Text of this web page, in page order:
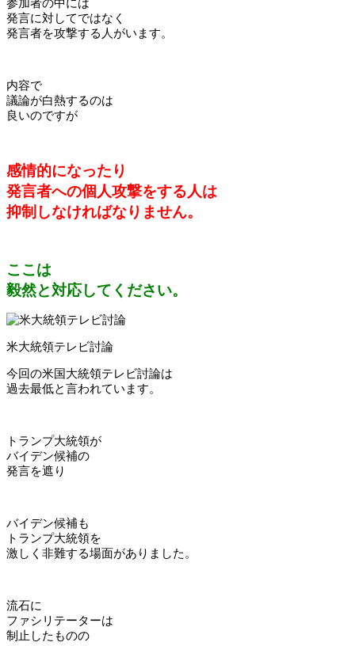
参加者の中には
発言に対してではなく
発言者を攻撃する人がいます。
内容で
議論が白熱するのは
良いのですが
感情的になったり
発言者への個人攻撃をする人は
抑制しなければなりません。
ここは
毅然と対応してください。
米大統領テレビ討論
今回の米国大統領テレビ討論は
過去最低と言われています。
トランプ大統領が
バイデン候補の
発言を遮り
バイデン候補も
トランプ大統領を
激しく非難する場面がありました。
流石に
ファシリテーターは
制止したものの